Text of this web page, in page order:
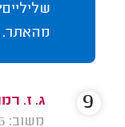
מהאתר.
ג. ז.
משוב: 01/02/2026
9